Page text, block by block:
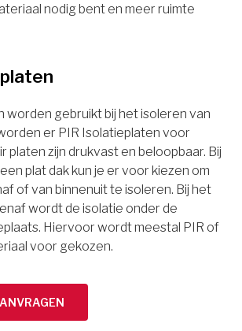
nodig bent en meer ruimte
worden gebruikt bij het isoleren van
er PIR Isolatieplaten voor
platen zijn drukvast en beloopbaar. Bij
plat dak kun je er voor kiezen om
of van binnenuit te isoleren. Bij het
wordt de isolatie onder de
Hiervoor wordt meestal PIR of
voor gekozen.